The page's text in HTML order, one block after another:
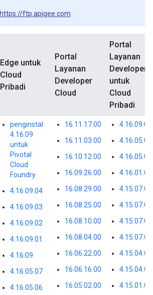
https://ftp.apigee.com
Edge untuk
Cloud
Pribadi
Portal
Layanan
Developer
Cloud
Portal
Layanan
Developer
untuk
Cloud
Pribadi
penginstal
4.16.09
untuk
Pivotal
Cloud
Foundry
4.16.09.04
4.16.09.03
4.16.09.02
4.16.09.01
4.16.09
4.16.05.07
4.16.05.06
16.11.17.00
16.11.03.00
16.10.12.00
16.09.26.00
16.08.29.00
16.08.25.00
16.08.10.00
16.08.04.00
16.06.22.00
16.06.16.00
16.05.02.00
4.16.09.00
4.16.05.01
4.16.05.00
4.16.01.00
4.15.07.03
4.15.07.02
4.15.07.01
4.15.07.00
4.15.04.01
4.15.04.00
4.15.01.02